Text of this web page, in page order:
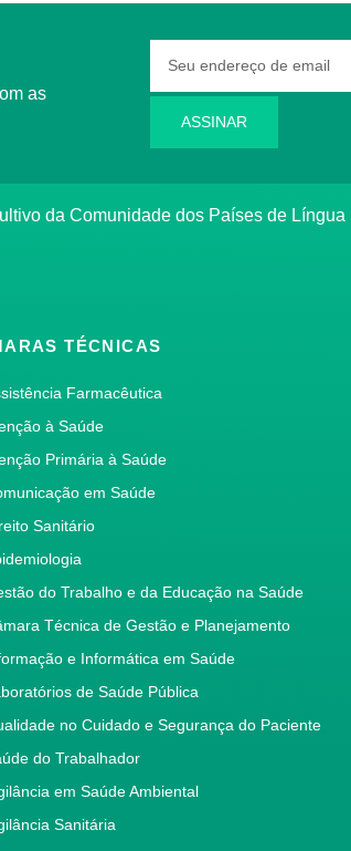
as
ASSINAR
da Comunidade dos Países de
TÉCNICAS
Farmacêutica
à Saúde
Primária à Saúde
em Saúde
Sanitário
do Trabalho e da Educação na Saúde
Técnica de Gestão e Planejamento
e Informática em Saúde
de Saúde Pública
no Cuidado e Segurança do Paciente
do Trabalhador
em Saúde Ambiental
Sanitária